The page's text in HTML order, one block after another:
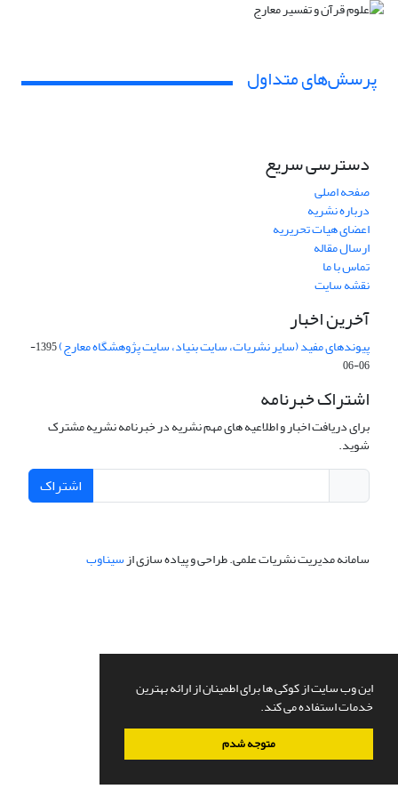
این وب سایت از کوکی ها برای اطمینان از ارائه بهترین
خدمات استفاده می کند.
متوجه شدم
پرسش‌های متداول
دسترسی سریع
صفحه اصلی
درباره نشریه
اعضای هیات تحریریه
ارسال مقاله
تماس با ما
نقشه سایت
آخرین اخبار
پیوندهای مفید (سایر نشریات، سایت بنیاد، سایت پژوهشگاه معارج)
1395-
06-06
اشتراک خبرنامه
برای دریافت اخبار و اطلاعیه های مهم نشریه در خبرنامه نشریه مشترک
شوید.
اشتراک
سامانه مدیریت نشریات علمی.طراحی و پیاده سازی ازسیناوب